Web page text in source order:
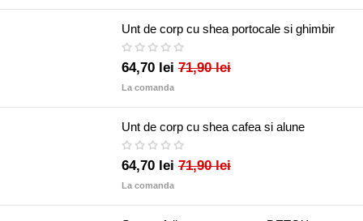
Unt de corp cu shea portocale si ghimbir
64,70 lei 71,90 lei
La comanda
Unt de corp cu shea cafea si alune
64,70 lei 71,90 lei
La comanda